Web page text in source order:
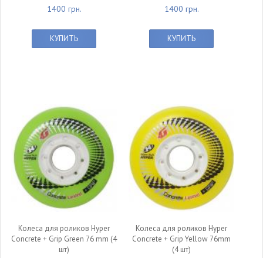
1400 грн.
КУПИТЬ
1400 грн.
КУПИТЬ
Колеса для роликов Hyper
Concrete + Grip Green 76 mm (4
шт)
Колеса для роликов Hyper
Concrete + Grip Yellow 76mm
(4 шт)